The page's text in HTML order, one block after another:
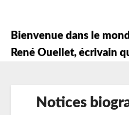
Bienvenue dans le
René Ouellet, écrivain
Notices